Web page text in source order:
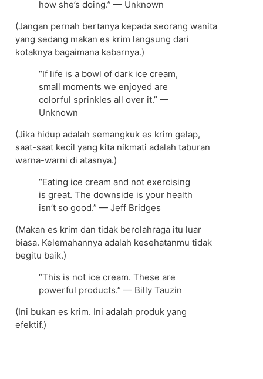
how she’s doing.” — Unknown
(Jangan pernah bertanya kepada seorang wanita
yang sedang makan es krim langsung dari
kotaknya bagaimana kabarnya.)
“If life is a bowl of dark ice cream,
small moments we enjoyed are
colorful sprinkles all over it.” —
Unknown
(Jika hidup adalah semangkuk es krim gelap,
saat-saat kecil yang kita nikmati adalah taburan
warna-warni di atasnya.)
“Eating ice cream and not exercising
is great. The downside is your health
isn’t so good.” — Jeff Bridges
(Makan es krim dan tidak berolahraga itu luar
biasa. Kelemahannya adalah kesehatanmu tidak
begitu baik.)
“This is not ice cream. These are
powerful products.” — Billy Tauzin
(Ini bukan es krim. Ini adalah produk yang
efektif.)